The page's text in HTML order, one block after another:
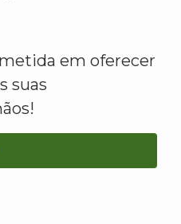
em oferecer
suas